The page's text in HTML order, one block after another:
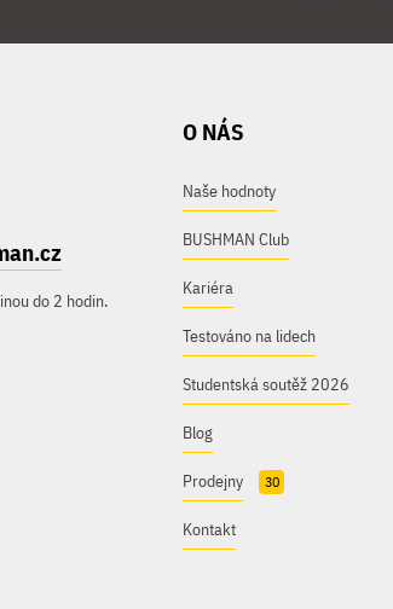
do 2 hodin.
O NÁS
Naše hodnoty
BUSHMAN Club
Kariéra
Testováno na lidech
Studentská soutěž 2026
Blog
Prodejny 30
Kontakt